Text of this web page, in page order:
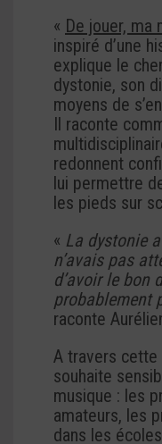
« De jouer, ma
inspiré d’une
explique le
dystonie, son
moyens de
Il raconte
redonnent
lui permettre
les pieds sur
« La dystonie
n’avais pas
d’avoir le bon
probablement
raconte
A travers cette
souhaite
musique : les
amateurs, les
dans les